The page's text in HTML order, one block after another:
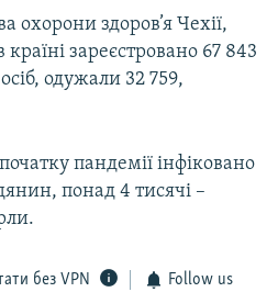
охорони здоров’я Чехії,
зареєстровано 67 843
одужали 32 759,
пандемії інфіковано
понад 4 тисячі –
без VPN Follow us